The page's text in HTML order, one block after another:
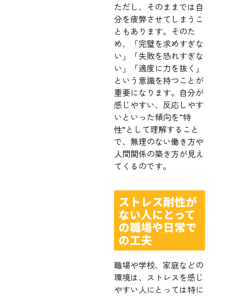
ただし、そのままでは自
分を疲弊させてしまうこ
ともあります。そのた
め、「完璧を求めすぎな
い」「失敗を恐れすぎな
い」「適度に力を抜く」
という意識を持つことが
重要になります。自分が
感じやすい、反応しやす
いといった傾向を“特
性”として理解すること
で、無理のない働き方や
人間関係の築き方が見え
てくるのです。
ストレス耐性が
ない人にとって
の職場や日常で
の工夫
職場や学校、家庭などの
環境は、ストレスを感じ
やすい人にとっては特に